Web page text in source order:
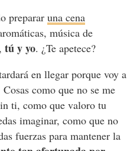
preparar una cena
música de
tú y yo. ¿Te apetece?
en llegar porque voy a
como que no se me
ti, como que valoro tu
imaginar, como que no
fuerzas para mantener la